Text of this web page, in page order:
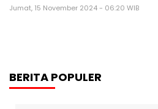
Jumat, 15 November 2024 - 06:20 WIB
BERITA POPULER